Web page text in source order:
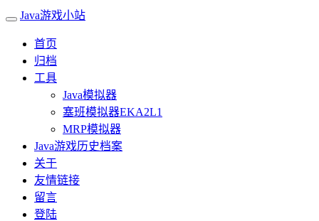
Java游戏小站
首页
归档
工具
Java模拟器
塞班模拟器EKA2L1
MRP模拟器
Java游戏历史档案
关于
友情链接
留言
登陆